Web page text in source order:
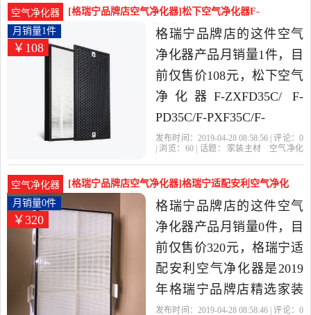
比很高的空气净化器，由
上海发货。
空气净化器
[格瑞宁品牌店空气净化器]松下空气净化器F-
ZXFD35C/ 月销量1件仅售108元
￥108
月销量1件
格瑞宁品牌店的这件空气
净化器产品月销量1件，目
前仅售价108元，松下空气
净化器F-ZXFD35C/ F-
PD35C/F-PXF35C/F-
VDG35C滤网套装是2019年
材当中性价比很高的空气
净化器，由上海发货。
发布时间：2019-04-28 08:58:56 | 评论： 0
| 浏览： 60| 话题： 家装主材
空气净化
空气净化器
[格瑞宁品牌店空气净化器]格瑞宁适配安利空气净化
器月销量0件仅售320元
￥320
月销量0件
格瑞宁品牌店的这件空气
净化器产品月销量0件，目
前仅售价320元，格瑞宁适
配安利空气净化器是2019
年格瑞宁品牌店精选家装
主材当中性价比很高的空
发布时间：2019-04-28 08:58:46 | 评论： 0